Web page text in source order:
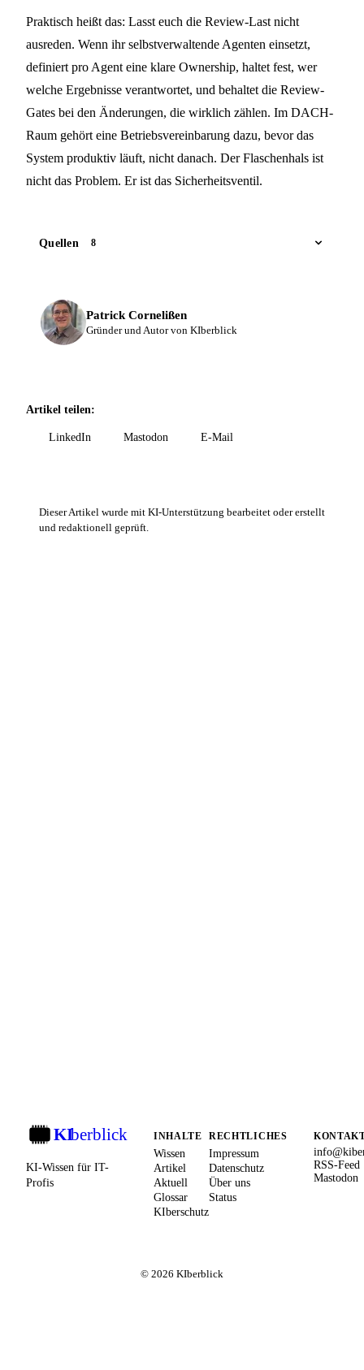
Praktisch heißt das: Lasst euch die Review-Last nicht
ausreden. Wenn ihr selbstverwaltende Agenten einsetzt,
definiert pro Agent eine klare Ownership, haltet fest, wer
welche Ergebnisse verantwortet, und behaltet die Review-
Gates bei den Änderungen, die wirklich zählen. Im DACH-
Raum gehört eine Betriebsvereinbarung dazu, bevor das
System produktiv läuft, nicht danach. Der Flaschenhals ist
nicht das Problem. Er ist das Sicherheitsventil.
Quellen 8
Patrick Cornelißen
Gründer und Autor von KIberblick
Artikel teilen:
LinkedIn Mastodon E-Mail
Dieser Artikel wurde mit KI-Unterstützung bearbeitet oder erstellt
und redaktionell geprüft.
KIberblick
KI-Wissen für IT-
Profis
INHALTE
Wissen
Artikel
Aktuell
Glossar
KIberschutz
RECHTLICHES
Impressum
Datenschutz
Über uns
Status
RSS-Feed
Mastodon
© 2026 KIberblick